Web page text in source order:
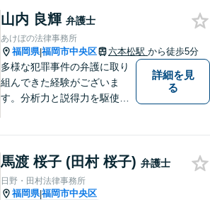
で経験を積み、鍛えられてき
たことから、得たものを活か
して様々な事件に頑張りたい
と思います。
山内 良輝 弁護士
あけぼの法律事務所
福岡県|福岡市中央区 六本松駅 から徒歩5分
多様な犯罪事件の弁護に取り
組んできた経験がございま
す。分析力と説得力を駆使
詳細を見
る
馬渡 桜子 (田村 桜子) 弁護士
日野・田村法律事務所
福岡県|福岡市中央区